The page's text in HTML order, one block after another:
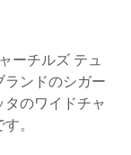
ーチルズ テュ
ンドのシガー
タのワイドチャ
。